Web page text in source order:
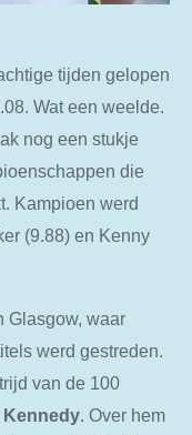
tijden gelopen
Wat een weelde.
nog een stukje
die
Kampioen werd
(9.88) en Kenny
Glasgow, waar
werd gestreden.
van de 100
. Over hem